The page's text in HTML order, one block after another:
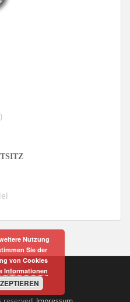
)
Nutzung
Sie der
von Cookies
Informationen